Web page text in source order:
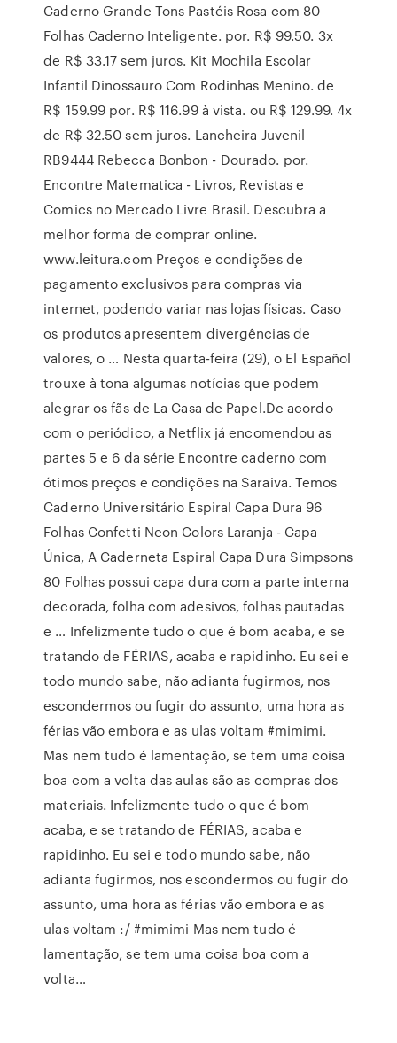
Caderno Grande Tons Pastéis Rosa com 80
Folhas Caderno Inteligente. por. R$ 99.50. 3x
de R$ 33.17 sem juros. Kit Mochila Escolar
Infantil Dinossauro Com Rodinhas Menino. de
R$ 159.99 por. R$ 116.99 à vista. ou R$ 129.99. 4x
de R$ 32.50 sem juros. Lancheira Juvenil
RB9444 Rebecca Bonbon - Dourado. por.
Encontre Matematica - Livros, Revistas e
Comics no Mercado Livre Brasil. Descubra a
melhor forma de comprar online.
www.leitura.com Preços e condições de
pagamento exclusivos para compras via
internet, podendo variar nas lojas físicas. Caso
os produtos apresentem divergências de
valores, o … Nesta quarta-feira (29), o El Español
trouxe à tona algumas notícias que podem
alegrar os fãs de La Casa de Papel.De acordo
com o periódico, a Netflix já encomendou as
partes 5 e 6 da série Encontre caderno com
ótimos preços e condições na Saraiva. Temos
Caderno Universitário Espiral Capa Dura 96
Folhas Confetti Neon Colors Laranja - Capa
Única, A Caderneta Espiral Capa Dura Simpsons
80 Folhas possui capa dura com a parte interna
decorada, folha com adesivos, folhas pautadas
e … Infelizmente tudo o que é bom acaba, e se
tratando de FÉRIAS, acaba e rapidinho. Eu sei e
todo mundo sabe, não adianta fugirmos, nos
escondermos ou fugir do assunto, uma hora as
férias vão embora e as ulas voltam #mimimi.
Mas nem tudo é lamentação, se tem uma coisa
boa com a volta das aulas são as compras dos
materiais. Infelizmente tudo o que é bom
acaba, e se tratando de FÉRIAS, acaba e
rapidinho. Eu sei e todo mundo sabe, não
adianta fugirmos, nos escondermos ou fugir do
assunto, uma hora as férias vão embora e as
ulas voltam :/ #mimimi Mas nem tudo é
lamentação, se tem uma coisa boa com a
volta…